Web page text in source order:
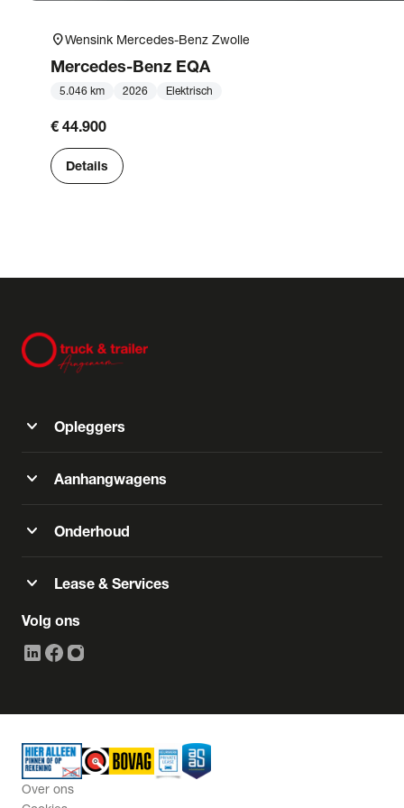
location_onWensink Mercedes-Benz Zwolle
Mercedes-Benz EQA
5.046 km 2026 Elektrisch
€ 44.900
Details
expand_more Opleggers
expand_more Aanhangwagens
expand_more Onderhoud
expand_more Lease & Services
Volg ons
Over ons